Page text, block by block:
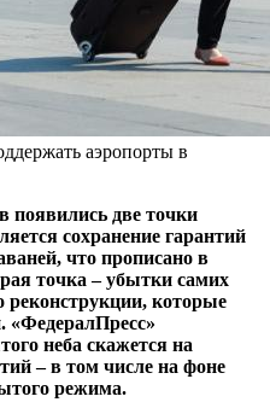
аэропорты в
появились две точки
сохранение гарантий
что прописано в
точка – убытки самих
реконструкции, которые
«ФедералПресс»
неба скажется на
– в том числе на фоне
режима.